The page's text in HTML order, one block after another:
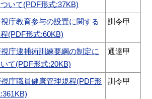
いて(PDF形式:37KB)
庁教育参与の設置に関する
(PDF形式:60KB)
訓令甲
庁逮捕術訓練要綱の制定に
て(PDF形式:20KB)
通達甲
庁職員健康管理規程(PDF形
訓令甲